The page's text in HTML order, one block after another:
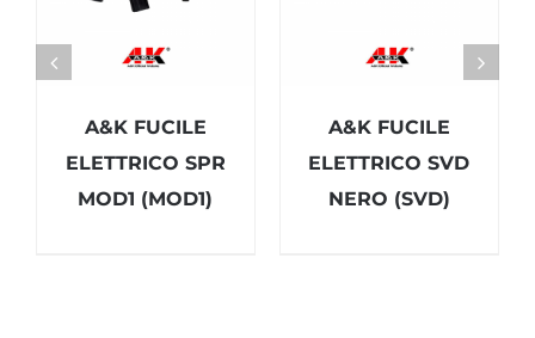
A&K FUCILE
ELETTRICO SPR
MOD1 (MOD1)
A&K FUCILE
ELETTRICO SVD
NERO (SVD)